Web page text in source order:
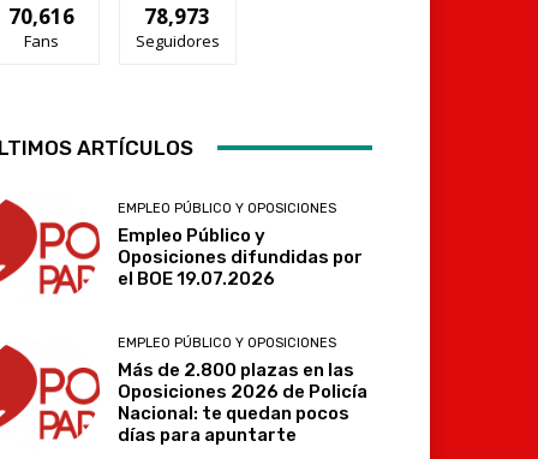
70,616
Fans
78,973
Seguidores
ARTÍCULOS
EMPLEO PÚBLICO Y OPOSICIONES
Empleo Público y
Oposiciones difundidas por
el BOE 19.07.2026
EMPLEO PÚBLICO Y OPOSICIONES
Más de 2.800 plazas en las
Oposiciones 2026 de Policía
Nacional: te quedan pocos
días para apuntarte